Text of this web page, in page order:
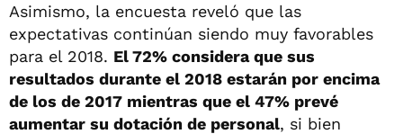
Asimismo, la encuesta reveló que las
expectativas continúan siendo muy favorables
para el 2018. El 72% considera que sus
resultados durante el 2018 estarán por encima
de los de 2017 mientras que el 47% prevé
aumentar su dotación de personal, si bien